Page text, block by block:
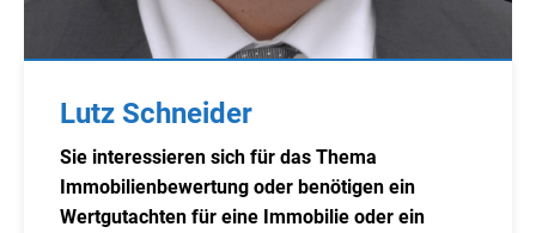
Lutz Schneider
Sie interessieren sich für das Thema
Immobilienbewertung oder benötigen ein
Wertgutachten für eine Immobilie oder ein